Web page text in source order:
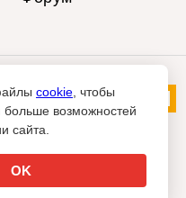
cookie , чтобы
больше возможностей
сайта.
OK